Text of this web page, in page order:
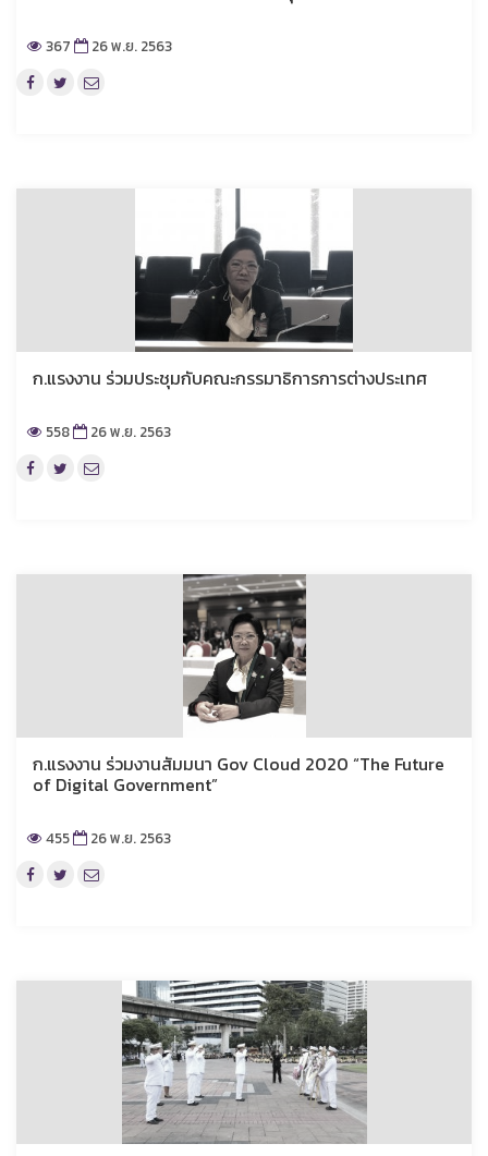
367 26 พ.ย. 2563
ก.แรงงาน ร่วมประชุมกับคณะกรรมาธิการการต่างประเทศ
558 26 พ.ย. 2563
ก.แรงงาน ร่วมงานสัมมนา Gov Cloud 2020 “The Future
of Digital Government”
455 26 พ.ย. 2563